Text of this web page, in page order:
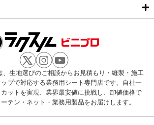
、生地選びのご相談からお見積もり・縫製・施工
プで対応する業務用シート専門店です。自社一
ットを実現、業界最安値に挑戦し、卸値価格で
テン・ネット・業務用製品をお届けします。